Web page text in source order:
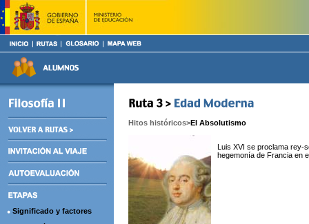
Significado y factores
Hitos históricos>El Absolutismo
Luis XVI se proclama rey-
hegemonía de Francia en